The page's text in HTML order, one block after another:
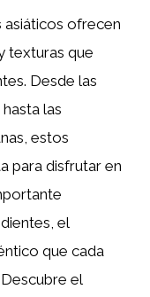
asiáticos ofrecen
texturas que
Desde las
las
estos
para disfrutar en
el
que cada
el